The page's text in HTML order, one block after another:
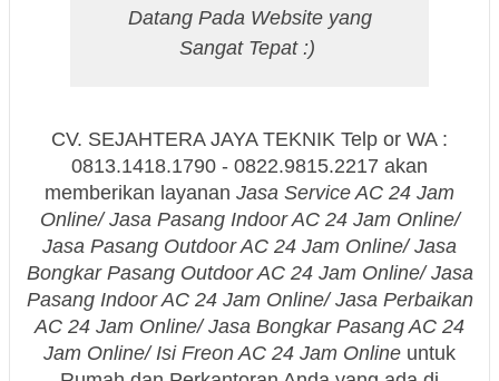
Datang Pada Website yang
Sangat Tepat :)
CV. SEJAHTERA JAYA TEKNIK Telp or WA :
0813.1418.1790 - 0822.9815.2217 akan
memberikan layanan Jasa Service AC 24 Jam
Online/ Jasa Pasang Indoor AC 24 Jam Online/
Jasa Pasang Outdoor AC 24 Jam Online/ Jasa
Bongkar Pasang Outdoor AC 24 Jam Online/ Jasa
Pasang Indoor AC 24 Jam Online/ Jasa Perbaikan
AC 24 Jam Online/ Jasa Bongkar Pasang AC 24
Jam Online/ Isi Freon AC 24 Jam Online untuk